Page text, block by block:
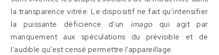
la transparence vitrée. Le dispositif ne fait qu’intensifier
la puissante déficience d’un imagoqui agit par
manquement aux spéculations du prévisible et de
l’audible qu’est censé permettre l’appareillage.